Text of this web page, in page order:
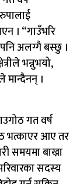
। “गाउँभरि
अलग्गै बस्छु ।
भन्नुभयो,
मान्दैनन् ।
गत वर्ष
भत्काएर आए तर
समयमा बाख्रा
सदस्य